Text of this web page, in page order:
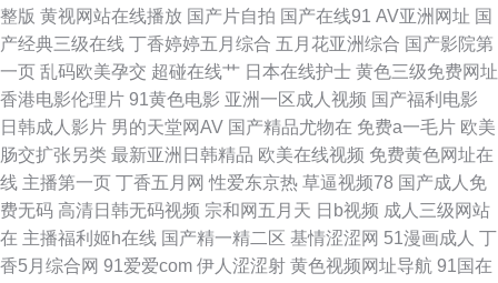
妇2p 91大神系列在线观看 日韩福利无码专区 91爱搞屄 超碰四虎东方精品
欧美电影在线播放 婷婷他六月天 91看片在线 99热色 国产激情do 老湿机69
副利区 日韩无码第12页 亚洲精品五月婷婷 91在线天堂 精品视频在线观看区
色婷日本中文 91N网站在线观 91偷拍色图 第一女优电影院 精品图区 日韩网
址在线 1024伦理影院 超碰在线612 欧韩美女成人视频 四虎四级av 91国产ts
整版 黄视网站在线播放 国产片自拍 国产在线91 AV亚洲网址 国
产经典三级在线 丁香婷婷五月综合 五月花亚洲综合 国产影院第
一页 乱码欧美孕交 超碰在线艹 日本在线护士 黄色三级免费网址
香港电影伦理片 91黄色电影 亚洲一区成人视频 国产福利电影
日韩成人影片 男的天堂网AV 国产精品尤物在 免费a一毛片 欧美
肠交扩张另类 最新亚洲日韩精品 欧美在线视频 免费黄色网址在
线 主播第一页 丁香五月网 性爱东京热 草逼视频78 国产成人免
费无码 高清日韩无码视频 宗和网五月天 日b视频 成人三级网站
在 主播福利姬h在线 国产精一精二区 基情涩涩网 51漫画成人 丁
香5月综合网 91爱爱com 伊人涩涩射 黄色视频网址导航 91国在